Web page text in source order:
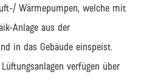
Wärmepumpen, welche mit
Anlage aus der
in das Gebäude einspeist.
verfügen über